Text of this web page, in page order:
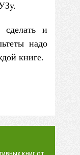
и
надо
книге.